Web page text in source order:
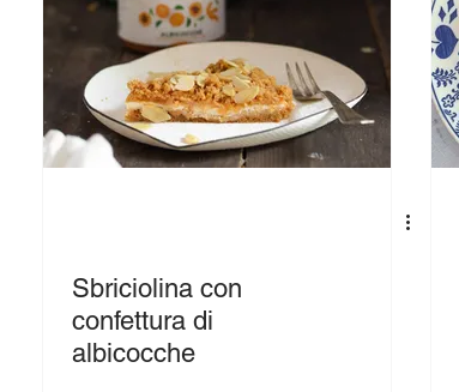
Sbriciolina con
confettura di
albicocche